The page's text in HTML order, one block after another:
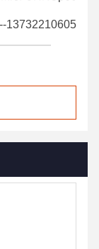
13732210605